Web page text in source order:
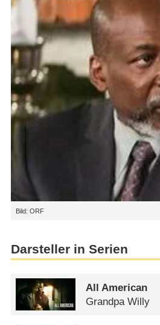
Bild: ORF
Darsteller in Serien
All American
Grandpa Willy